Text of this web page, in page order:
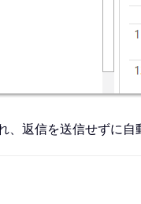
、返信を送信せずに自